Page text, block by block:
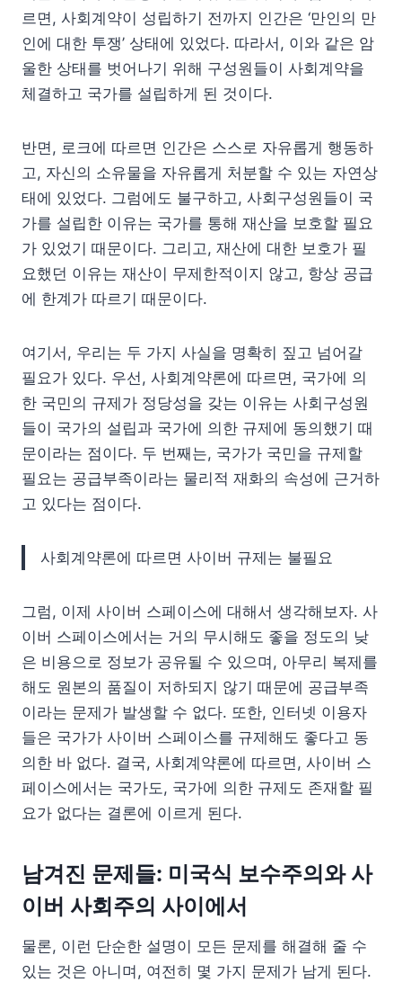
르면, 사회계약이 성립하기 전까지 인간은 ‘만인의 만
인에 대한 투쟁’ 상태에 있었다. 따라서, 이와 같은 암
울한 상태를 벗어나기 위해 구성원들이 사회계약을
체결하고 국가를 설립하게 된 것이다.
반면, 로크에 따르면 인간은 스스로 자유롭게 행동하
고, 자신의 소유물을 자유롭게 처분할 수 있는 자연상
태에 있었다. 그럼에도 불구하고, 사회구성원들이 국
가를 설립한 이유는 국가를 통해 재산을 보호할 필요
가 있었기 때문이다. 그리고, 재산에 대한 보호가 필
요했던 이유는 재산이 무제한적이지 않고, 항상 공급
에 한계가 따르기 때문이다.
여기서, 우리는 두 가지 사실을 명확히 짚고 넘어갈
필요가 있다. 우선, 사회계약론에 따르면, 국가에 의
한 국민의 규제가 정당성을 갖는 이유는 사회구성원
들이 국가의 설립과 국가에 의한 규제에 동의했기 때
문이라는 점이다. 두 번째는, 국가가 국민을 규제할
필요는 공급부족이라는 물리적 재화의 속성에 근거하
고 있다는 점이다.
사회계약론에 따르면 사이버 규제는 불필요
그럼, 이제 사이버 스페이스에 대해서 생각해보자. 사
이버 스페이스에서는 거의 무시해도 좋을 정도의 낮
은 비용으로 정보가 공유될 수 있으며, 아무리 복제를
해도 원본의 품질이 저하되지 않기 때문에 공급부족
이라는 문제가 발생할 수 없다. 또한, 인터넷 이용자
들은 국가가 사이버 스페이스를 규제해도 좋다고 동
의한 바 없다. 결국, 사회계약론에 따르면, 사이버 스
페이스에서는 국가도, 국가에 의한 규제도 존재할 필
요가 없다는 결론에 이르게 된다.
남겨진 문제들: 미국식 보수주의와 사
이버 사회주의 사이에서
물론, 이런 단순한 설명이 모든 문제를 해결해 줄 수
있는 것은 아니며, 여전히 몇 가지 문제가 남게 된다.